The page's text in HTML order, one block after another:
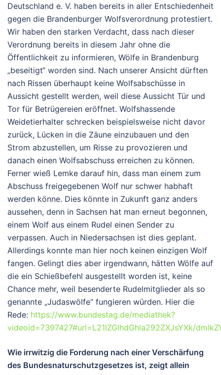
Deutschland e. V. haben bereits in aller Entschiedenheit
gegen die Brandenburger Wolfsverordnung protestiert.
Wir haben den starken Verdacht, dass nach dieser
Verordnung bereits in diesem Jahr ohne die
Öffentlichkeit zu informieren, Wölfe in Brandenburg
„beseitigt“ worden sind. Nach unserer Ansicht dürften
nach Rissen überhaupt keine Wolfsabschüsse in
Aussicht gestellt werden, weil diese Aussicht Tür und
Tor für Betrügereien eröffnet. Wolfshassende
Weidetierhalter schrecken beispielsweise nicht davor
zurück, Lücken in die Zäune einzubauen und den
Strom abzustellen, um Risse zu provozieren und
danach einen Wolfsabschuss erreichen zu können.
Ferner wieß Lemke darauf hin, dass man einem zum
Abschuss freigegebenen Wolf nur schwer habhaft
werden könne. Dies könnte in Zukunft ganz anders
aussehen, denn in Sachsen hat man erneut begonnen,
einem Wolf aus einem Rudel einen Sender zu
verpassen. Auch in Niedersachsen ist dies geplant.
Allerdings konnte man hier noch keinen einzigen Wolf
fangen. Gelingt dies aber irgendwann, hätten Wölfe auf
die ein Schießbefehl ausgestellt worden ist, keine
Chance mehr, weil besenderte Rudelmitglieder als so
genannte „Judaswölfe“ fungieren würden. Hier die
Rede: https://www.bundestag.de/mediathek?
videoid=7397427#url=L21lZGlhdGhla292ZXJsYXk/
Wie irrwitzig die Forderung nach einer Verschärfung
des Bundesnaturschutzgesetzes ist, zeigt allein